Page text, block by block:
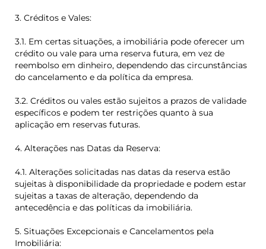
3. Créditos e Vales:
3.1. Em certas situações, a imobiliária pode oferecer um
crédito ou vale para uma reserva futura, em vez de
reembolso em dinheiro, dependendo das circunstâncias
do cancelamento e da política da empresa.
3.2. Créditos ou vales estão sujeitos a prazos de validade
específicos e podem ter restrições quanto à sua
aplicação em reservas futuras.
4. Alterações nas Datas da Reserva:
4.1. Alterações solicitadas nas datas da reserva estão
sujeitas à disponibilidade da propriedade e podem estar
sujeitas a taxas de alteração, dependendo da
antecedência e das políticas da imobiliária.
5. Situações Excepcionais e Cancelamentos pela
Imobiliária: